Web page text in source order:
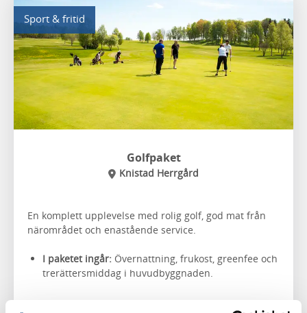
Sport & fritid
Golfpaket
Knistad Herrgård
En komplett upplevelse med rolig golf, god mat från
närområdet och enastående service.
I paketet ingår: Övernattning, frukost, greenfee och
trerättersmiddag i huvudbyggnaden.